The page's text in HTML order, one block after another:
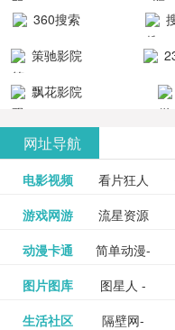
航-
360搜索
策驰影院
飘花影院
网址导航
电影视频 看片狂人
泡剧网_最
新电视剧
免费在线
游戏网游 流星资源
网-流星蝴
蝶剑官网
豆瓣电影-
豆瓣电影
动漫卡通 简单动漫-
日本动画
三毛漫画
网
图片图库 图星人 -
设计图片
图行天下
生活社区 隔壁网-